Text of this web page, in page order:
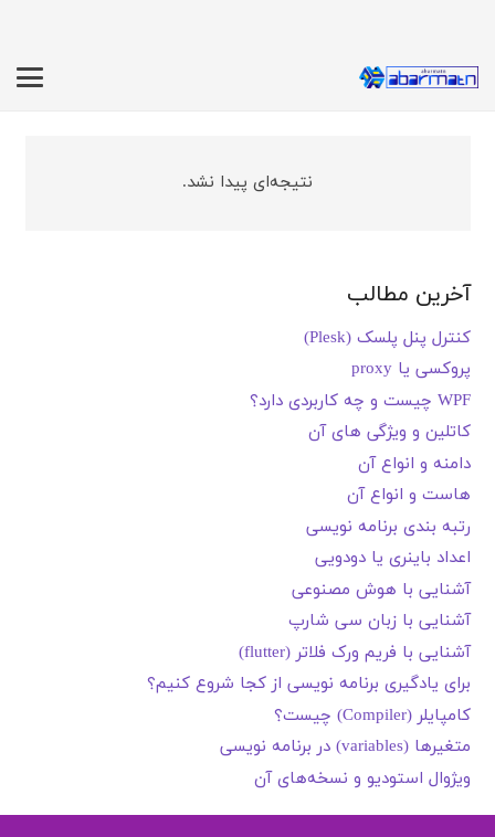
نتیجه‌ای پیدا نشد.
آخرین مطالب
کنترل پنل پلسک (Plesk)
پروکسی یا proxy
WPF چیست و چه کاربردی دارد؟
کاتلین و ویژگی های آن
دامنه و انواع آن
هاست و انواع آن
رتبه بندی برنامه نویسی
اعداد باینری یا دودویی
آشنایی با هوش مصنوعی
آشنایی با زبان سی شارپ
آشنایی با فریم ورک فلاتر (flutter)
برای یادگیری برنامه نویسی از کجا شروع کنیم؟
کامپایلر (Compiler) چیست؟
متغیرها (variables) در برنامه نویسی
ویژوال استودیو و نسخه‌های آن